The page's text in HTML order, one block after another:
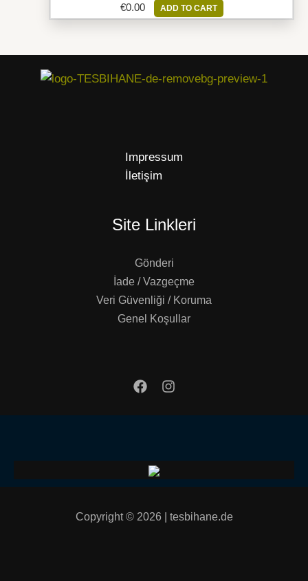
€0.00 ADD TO CART
Impressum
İletişim
Site Linkleri
Gönderi
İade / Vazgeçme
Veri Güvenliği / Koruma
Genel Koşullar
Copyright © 2026 | tesbihane.de